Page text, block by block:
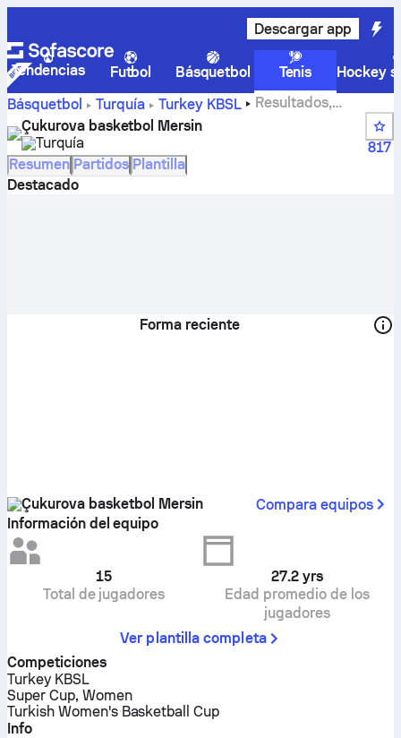
Descargar app
Tendencias Futbol Básquetbol Tenis
Hockey
Básquetbol
Turquía Turkey KBSL
Resultados,
posiciones, calendario y jugadores de Çukurova basketbol
Mersin
Çukurova basketbol Mersin
Turquía
817
Resumen Partidos Plantilla
Destacado
Forma reciente
Çukurova basketbol Mersin
Compara equipos
Información del equipo
15
Total de jugadores
27.2 yrs
Edad promedio de los
jugadores
Ver plantilla completa
Competiciones
Turkey KBSL
Super Cup, Women
Turkish Women's Basketball Cup
Info